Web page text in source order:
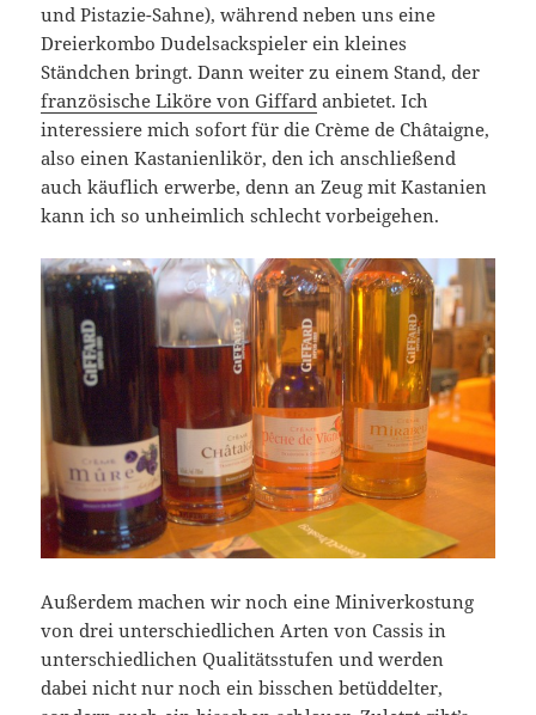
und Pistazie-Sahne), während neben uns eine
Dreierkombo Dudelsackspieler ein kleines
Ständchen bringt. Dann weiter zu einem Stand, der
französische Liköre von Giffard anbietet. Ich
interessiere mich sofort für die Crème de Châtaigne,
also einen Kastanienlikör, den ich anschließend
auch käuflich erwerbe, denn an Zeug mit Kastanien
kann ich so unheimlich schlecht vorbeigehen.
Außerdem machen wir noch eine Miniverkostung
von drei unterschiedlichen Arten von Cassis in
unterschiedlichen Qualitätsstufen und werden
dabei nicht nur noch ein bisschen betüddelter,